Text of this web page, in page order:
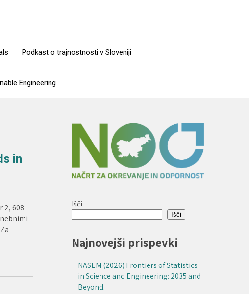
Podkast o trajnostnosti v Sloveniji
Engineering
in
2, 608–
Išči
Išči
Najnovejši prispevki
NASEM (2026) Frontiers of Statistics
in Science and Engineering: 2035 and
Beyond.